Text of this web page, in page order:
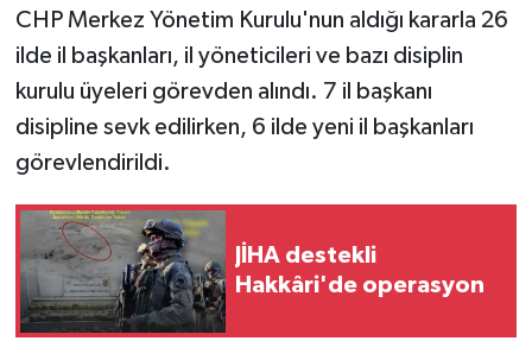
CHP Merkez Yönetim Kurulu'nun aldığı kararla 26
ilde il başkanları, il yöneticileri ve bazı disiplin
kurulu üyeleri görevden alındı. 7 il başkanı
disipline sevk edilirken, 6 ilde yeni il başkanları
görevlendirildi.
JİHA destekli
Hakkâri'de operasyon